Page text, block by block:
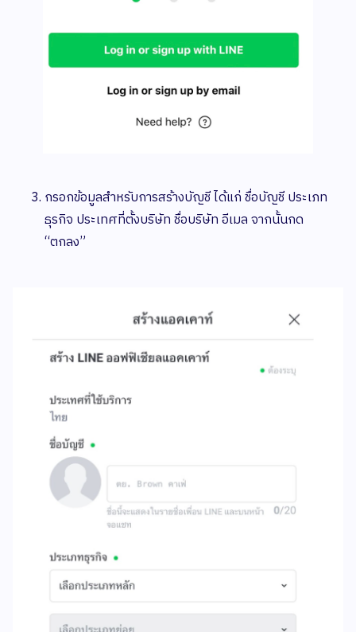
กรอกข้อมูลสำหรับการสร้างบัญชี ได้แก่ ชื่อบัญชี ประเภท
ธุรกิจ ประเทศที่ตั้งบริษัท ชื่อบริษัท อีเมล จากนั้นกด
“ตกลง”